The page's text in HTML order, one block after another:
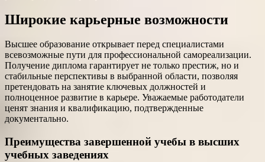
Широкие карьерные возможности
Высшее образование открывает перед специалистами
всевозможные пути для профессиональной самореализации.
Получение диплома гарантирует не только престиж, но и
стабильные перспективы в выбранной области, позволяя
претендовать на занятие ключевых должностей и
полноценное развитие в карьере. Уважаемые работодатели
ценят знания и квалификацию, подтвержденные
документально.
Преимущества завершенной учебы в высших
учебных заведениях